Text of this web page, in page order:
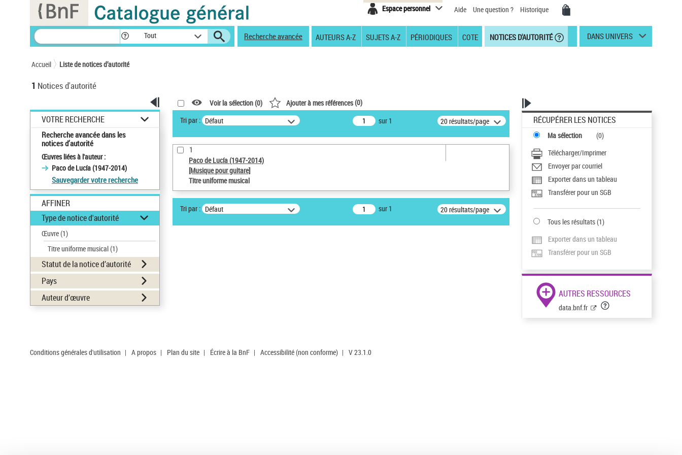
Espace personnel Aide Une question ? Historique
Tout Recherche avancée AUTEURS A-Z SUJETS A-Z PÉRIODIQUES COTE NOTICES D'AUTORITÉ DANS UNIVERS
Accueil Liste de notices d’autorité
1 Notices d'autorité
VOTRE RECHERCHE
Recherche avancée dans les
notices d’autorité
Œuvres liées à l'auteur :
Paco de Lucía (1947-2014)
Sauvegarder votre recherche
AFFINER
Type de notice d'autorité
Œuvre(1)
Titre uniforme musical(1)
Statut de la notice d’autorité
Pays
Auteur d’œuvre
Voir la sélection (0) Ajouter à mes références(0)
Tri par : Défaut sur 1 20 résultats/page
1
Paco de Lucía (1947-2014)
[Musique pour guitare]
Titre uniforme musical
Tri par : Défaut sur 1 20 résultats/page
RÉCUPÉRER LES NOTICES
Ma sélection (0)
Télécharger/Imprimer
Envoyer par courriel
Exporter dans un tableau
Transférer pour un SGB
Tous les résultats(1)
Exporter dans un tableau
Transférer pour un SGB
AUTRES RESSOURCES
data.bnf.fr
Conditions générales d'utilisation | A propos | Plan du site | Écrire à la BnF | Accessibilité (non conforme) | V 23.1.0
Panneau de gestion des cookies